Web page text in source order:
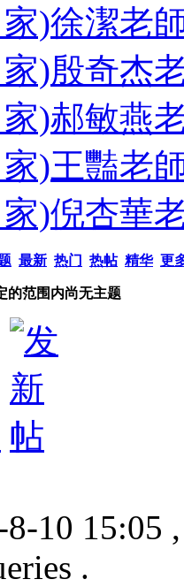
)徐潔老
)殷奇杰
)郝敏燕
)王豔老
)倪杏華
最新 热门 热帖 精华 更
的范围内尚无主题
10 15:05
.